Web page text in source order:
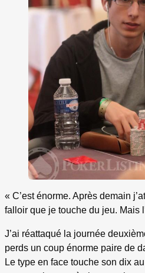
« C’est énorme. Après demain
falloir que je touche du jeu. Mais
J’ai réattaqué la journée
perds un coup énorme paire de
Le type en face touche son dix